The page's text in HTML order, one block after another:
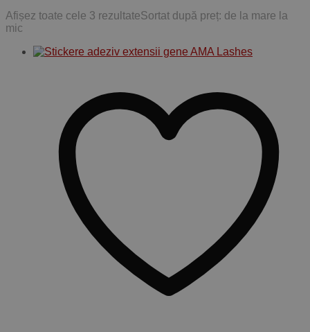
Afișez toate cele 3 rezultateSortat după preț: de la mare la
mic